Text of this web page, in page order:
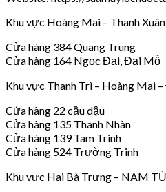
Khu vực Hoàng Mai – Thanh
Cửa hàng 384 Quang Trung
Cửa hàng 164 Ngọc Đại, Đại Mỗ
Khu vực Thanh Trì – Hoàng Mai
Cửa hàng 22 cầu dậu
Cửa hàng 135 Thanh Nhàn
Cửa hàng 139 Tam Trinh
Cửa hàng 524 Trường Trinh
Khu vực Hai Bà Trưng – NAM